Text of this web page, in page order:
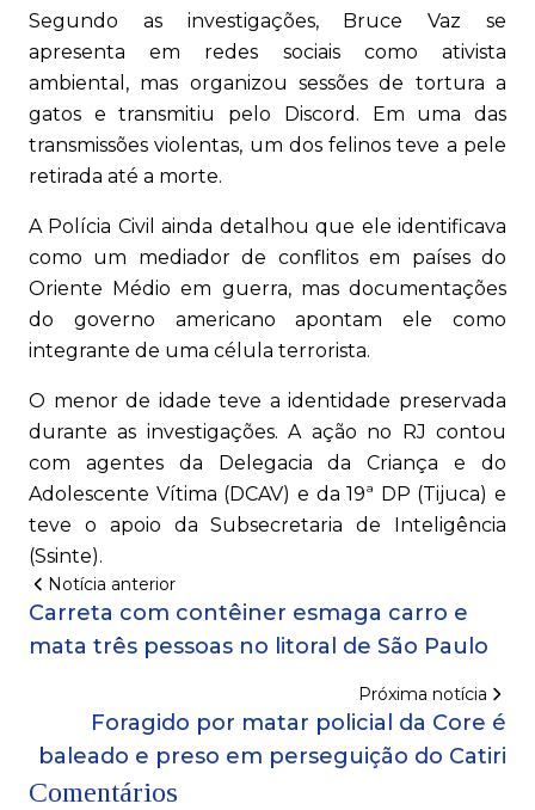
Segundo as investigações, Bruce Vaz se
apresenta em redes sociais como ativista
ambiental, mas organizou sessões de tortura a
gatos e transmitiu pelo Discord. Em uma das
transmissões violentas, um dos felinos teve a pele
retirada até a morte.
A Polícia Civil ainda detalhou que ele identificava
como um mediador de conflitos em países do
Oriente Médio em guerra, mas documentações
do governo americano apontam ele como
integrante de uma célula terrorista.
O menor de idade teve a identidade preservada
durante as investigações. A ação no RJ contou
com agentes da Delegacia da Criança e do
Adolescente Vítima (DCAV) e da 19ª DP (Tijuca) e
teve o apoio da Subsecretaria de Inteligência
(Ssinte).
Notícia anterior
Carreta com contêiner esmaga carro e
mata três pessoas no litoral de São Paulo
Próxima notícia
Foragido por matar policial da Core é
baleado e preso em perseguição do Catiri
Comentários